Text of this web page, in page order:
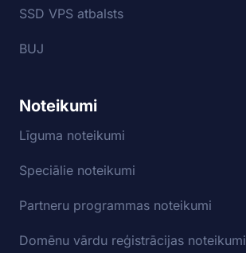
SSD VPS atbalsts
BUJ
Noteikumi
Līguma noteikumi
Speciālie noteikumi
Partneru programmas noteikumi
Domēnu vārdu reģistrācijas noteikumi